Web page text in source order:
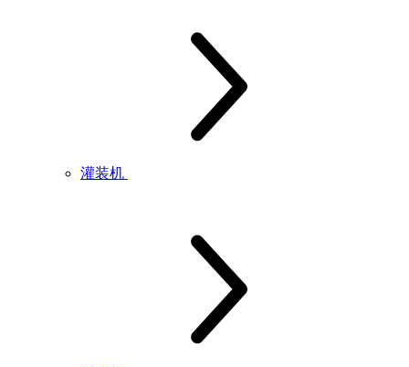
灌装机